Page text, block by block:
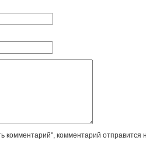
комментарий", комментарий отправится